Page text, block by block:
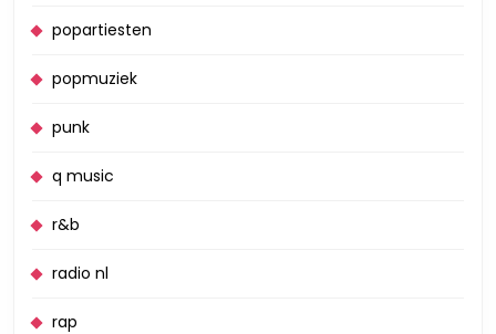
popartiesten
popmuziek
punk
q music
r&b
radio nl
rap